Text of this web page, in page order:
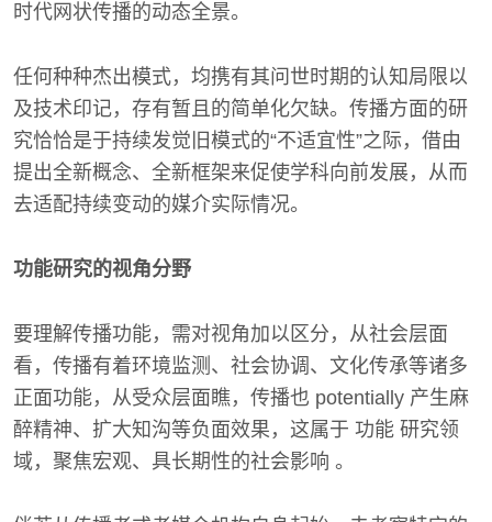
时代网状传播的动态全景。
任何种种杰出模式，均携有其问世时期的认知局限以
及技术印记，存有暂且的简单化欠缺。传播方面的研
究恰恰是于持续发觉旧模式的“不适宜性”之际，借由
提出全新概念、全新框架来促使学科向前发展，从而
去适配持续变动的媒介实际情况。
功能研究的视角分野
要理解传播功能，需对视角加以区分，从社会层面
看，传播有着环境监测、社会协调、文化传承等诸多
正面功能，从受众层面瞧，传播也 potentially 产生麻
醉精神、扩大知沟等负面效果，这属于 功能 研究领
域，聚焦宏观、具长期性的社会影响 。